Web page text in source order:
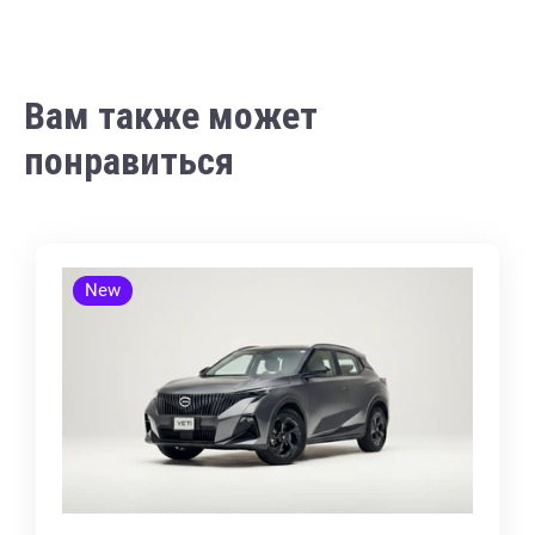
Вам также может
понравиться
New